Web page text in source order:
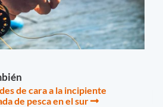
de cara a la incipiente
de pesca en el sur